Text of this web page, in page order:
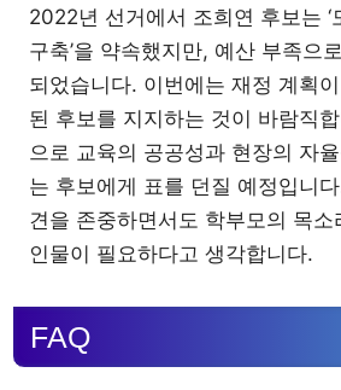
2022년 선거에서 조희연 후보는 ‘
구축’을 약속했지만, 예산 부족으
되었습니다. 이번에는 재정 계획
된 후보를 지지하는 것이 바람직
으로 교육의 공공성과 현장의 자
는 후보에게 표를 던질 예정입니
견을 존중하면서도 학부모의 목
인물이 필요하다고 생각합니다.
FAQ